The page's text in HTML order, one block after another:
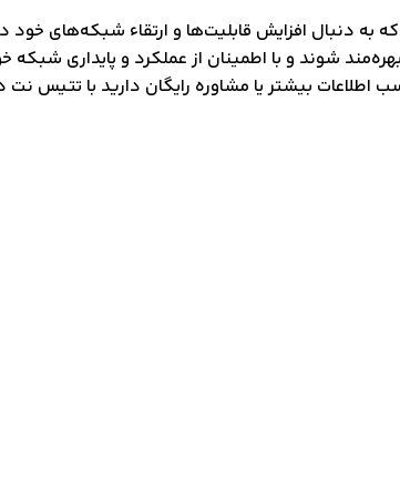
به دنبال افزایش قابلیت‌ها و ارتقاء شبکه‌های
بهره‌مند شوند و با اطمینان از عملکرد و پایداری شبکه